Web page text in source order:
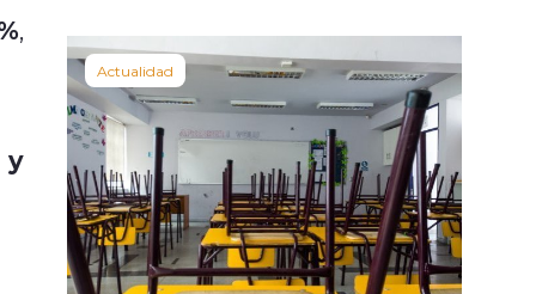
,
Actualidad